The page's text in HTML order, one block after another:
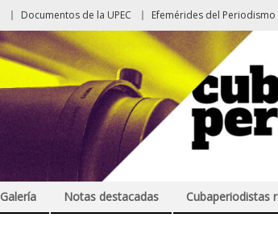
Documentos de la UPEC Efemérides del Periodismo
Galería Notas destacadas Cubaperiodistas